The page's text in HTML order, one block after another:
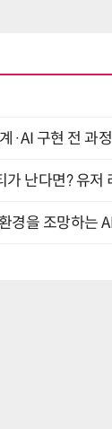
·AI 구현 전
가 난다면? 유
경을 조망하